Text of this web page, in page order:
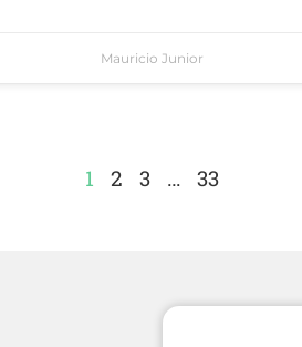
Mauricio Junior
1 2 3 … 33